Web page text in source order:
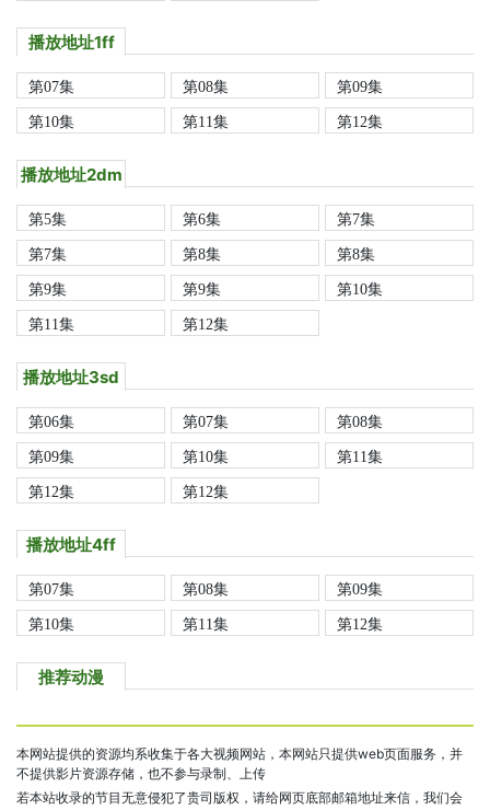
播放地址1ff
第07集 第08集
第09集
第10集
第11集 第12集
播放地址2dm
第5集 第6集
第7集
第7集
第8集
第8集
第9集
第9集
第10集
第11集
第12集
播放地址3sd
第06集 第07集
第08集
第09集
第10集
第11集
第12集
第12集
播放地址4ff
第07集 第08集
第09集
第10集
第11集 第12集
推荐动漫
本网站提供的资源均系收集于各大视频网站，本网站只提供web页面服务，并
不提供影片资源存储，也不参与录制、上传
若本站收录的节目无意侵犯了贵司版权，请给网页底部邮箱地址来信，我们会